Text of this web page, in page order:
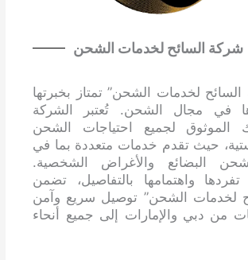
شركة السائح لخدمات الشحن
لخدمات الشحن” تمتاز بخبرتها
في مجال الشحن. تُعتبر الشركة
الموثوق لجميع احتياجات الشحن
حيث تقدم خدمات متعددة بما في
البضائع والأغراض الشخصية.
واهتمامها بالتفاصيل، تضمن
لخدمات الشحن” توصيل سريع وآمن
من دبي والإمارات إلى جميع أنحاء